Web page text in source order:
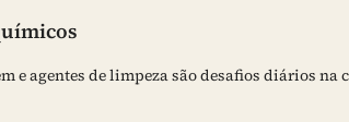
e agentes de limpeza são desafios diários na